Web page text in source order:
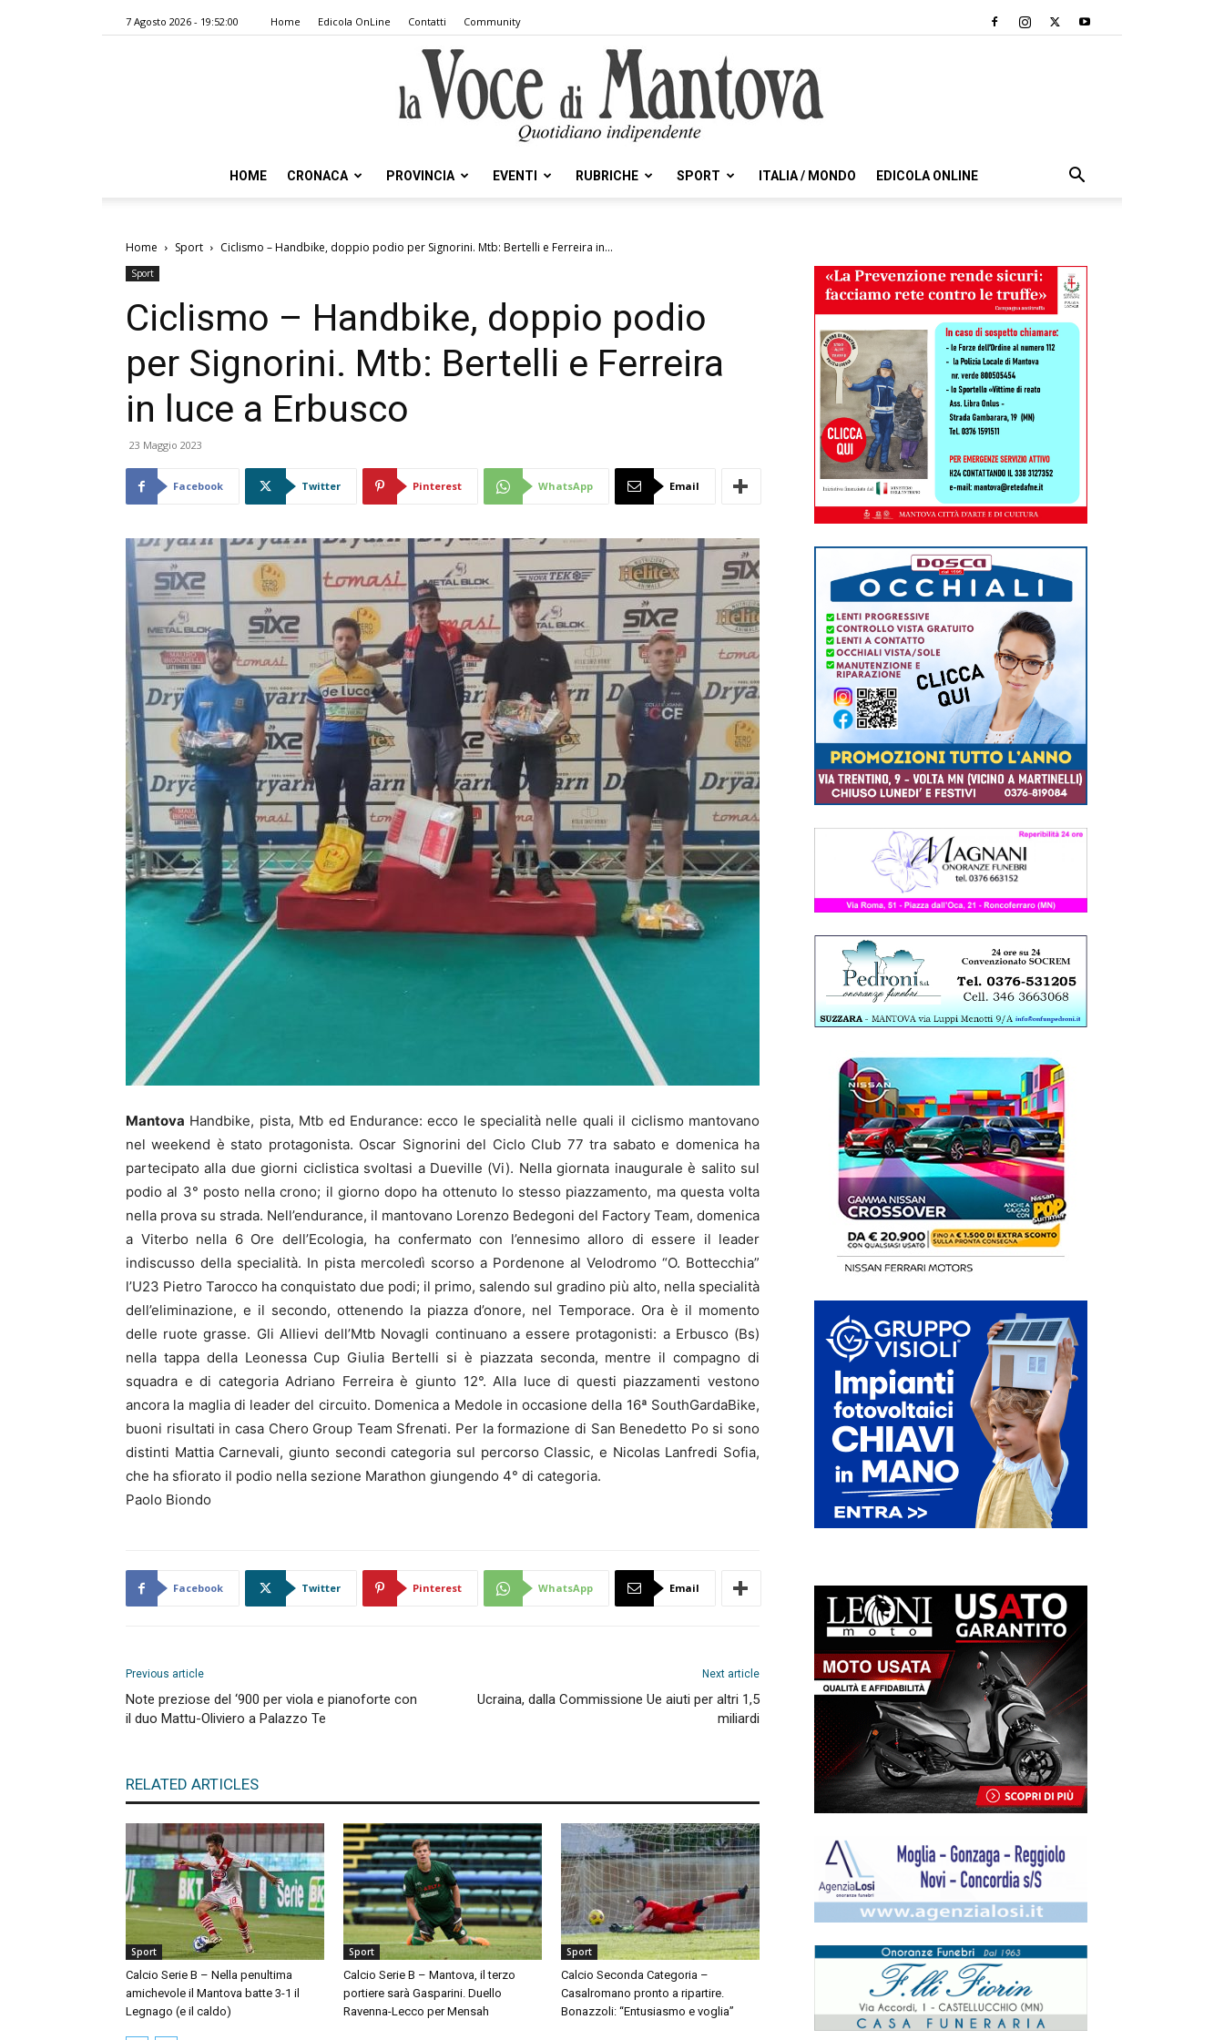
7 Agosto 2026 - 19:52:00 Home Edicola OnLine Contatti Community
Voce
Mantova
HOME CRONACA PROVINCIA EVENTI RUBRICHE SPORT ITALIA / MONDO EDICOLA ONLINE
Home Sport Ciclismo – Handbike, doppio podio per Signorini. Mtb: Bertelli e Ferreira in...
Sport
Ciclismo – Handbike, doppio podio
per Signorini. Mtb: Bertelli e Ferreira
in luce a Erbusco
23 Maggio 2023
Facebook Twitter Pinterest WhatsApp Email
Mantova Handbike, pista, Mtb ed Endurance: ecco le specialità nelle quali il ciclismo mantovano
nel weekend è stato protagonista. Oscar Signorini del Ciclo Club 77 tra sabato e domenica ha
partecipato alla due giorni ciclistica svoltasi a Dueville (Vi). Nella giornata inaugurale è salito sul
podio al 3° posto nella crono; il giorno dopo ha ottenuto lo stesso piazzamento, ma questa volta
nella prova su strada. Nell’endurance, il mantovano Lorenzo Bedegoni del Factory Team, domenica
a Viterbo nella 6 Ore dell’Ecologia, ha confermato con l’ennesimo alloro di essere il leader
indiscusso della specialità. In pista mercoledì scorso a Pordenone al Velodromo “O. Bottecchia”
l’U23 Pietro Tarocco ha conquistato due podi; il primo, salendo sul gradino più alto, nella specialità
dell’eliminazione, e il secondo, ottenendo la piazza d’onore, nel Temporace. Ora è il momento
delle ruote grasse. Gli Allievi dell’Mtb Novagli continuano a essere protagonisti: a Erbusco (Bs)
nella tappa della Leonessa Cup Giulia Bertelli si è piazzata seconda, mentre il compagno di
squadra e di categoria Adriano Ferreira è giunto 12°. Alla luce di questi piazzamenti vestono
ancora la maglia di leader del circuito. Domenica a Medole in occasione della 16ª SouthGardaBike,
buoni risultati in casa Chero Group Team Sfrenati. Per la formazione di San Benedetto Po si sono
distinti Mattia Carnevali, giunto secondi categoria sul percorso Classic, e Nicolas Lanfredi Sofia,
che ha sfiorato il podio nella sezione Marathon giungendo 4° di categoria.
Paolo Biondo
Facebook Twitter Pinterest WhatsApp Email
Previous article
Note preziose del ‘900 per viola e pianoforte con
il duo Mattu-Oliviero a Palazzo Te
Next article
Ucraina, dalla Commissione Ue aiuti per altri 1,5
miliardi
RELATED ARTICLES
Sport
Calcio Serie B – Nella penultima
amichevole il Mantova batte 3-1 il
Legnago (e il caldo)
Sport
Calcio Serie B – Mantova, il terzo
portiere sarà Gasparini. Duello
Ravenna-Lecco per Mensah
Sport
Calcio Seconda Categoria –
Casalromano pronto a ripartire.
Bonazzoli: “Entusiasmo e voglia”